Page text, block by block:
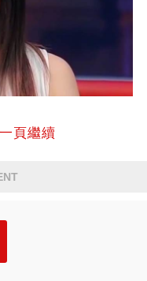
頁繼續